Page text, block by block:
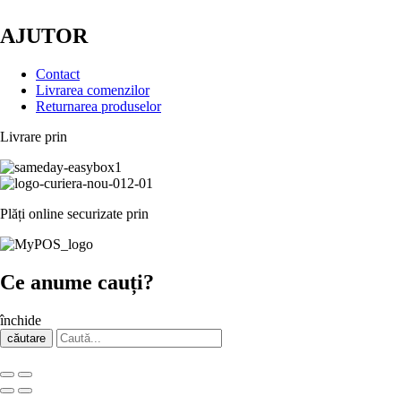
AJUTOR
Contact
Livrarea comenzilor
Returnarea produselor
Livrare prin
Plăți online securizate prin
Ce anume cauți?
închide
căutare